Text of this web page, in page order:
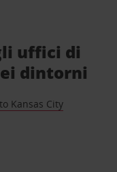
uffici di
dintorni
Kansas City